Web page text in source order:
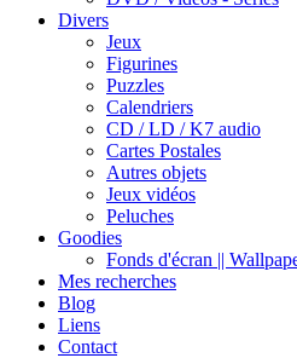
Divers
Jeux
Figurines
Puzzles
Calendriers
CD / LD / K7 audio
Cartes Postales
Autres objets
Jeux vidéos
Peluches
Goodies
Fonds d'écran ||
Mes recherches
Blog
Liens
Contact